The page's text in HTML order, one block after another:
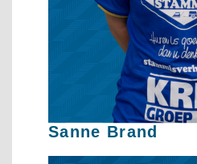
Sanne Brand